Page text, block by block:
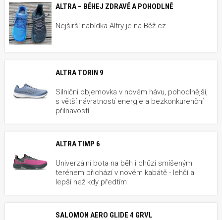
ALTRA – BĚHEJ ZDRAVĚ A POHODLNĚ
Nejširší nabídka Altry je na Běž.cz
ALTRA TORIN 9
Silniční objemovka v novém hávu, pohodlnější,
s větší návratností energie a bezkonkurenční
přilnavostí.
ALTRA TIMP 6
Univerzální bota na běh i chůzi smíšeným
terénem přichází v novém kabátě - lehčí a
lepší než kdy předtím
SALOMON AERO GLIDE 4 GRVL